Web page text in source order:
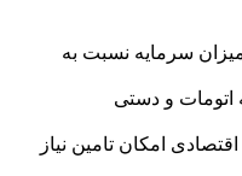
سرمایه نسبت به
اتومات و دستی
امکان تامین نیاز